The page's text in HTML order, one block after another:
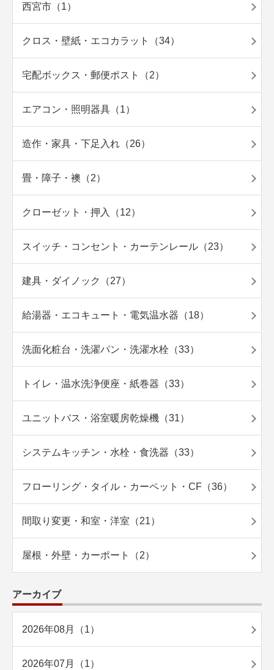
西宮市（1）
クロス・壁紙・エコカラット（34）
宅配ボックス・郵便ポスト（2）
エアコン・照明器具（1）
造作・家具・下足入れ（26）
畳・障子・襖（2）
クローゼット・押入（12）
スイッチ・コンセント・カーテンレール（23）
建具・ダイノック（27）
給湯器・エコキュート・電気温水器（18）
洗面化粧台・洗濯パン・洗濯水栓（33）
トイレ・温水洗浄便座・紙巻器（33）
ユニットバス・浴室暖房乾燥機（31）
システムキッチン・水栓・食洗器（33）
フローリング・タイル・カーペット・CF（36）
間取り変更・和室・洋室（21）
屋根・外壁・カーポート（2）
アーカイブ
2026年08月（1）
2026年07月（1）